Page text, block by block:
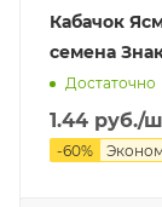
Кабачок
семена
Достаточно
1.44 руб./
-60%